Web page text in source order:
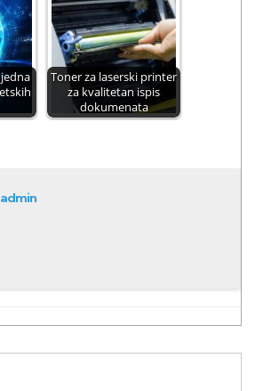
Toner za laserski printer
za kvalitetan ispis
dokumenata
admin